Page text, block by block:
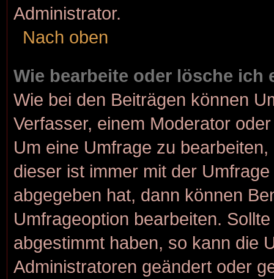
Administrator.
Nach oben
Wie bearbeite oder lösche ich
Wie bei den Beiträgen können
Verfasser, einem Moderator
Um eine Umfrage zu
dieser ist immer mit der
abgegeben hat, dann können
Umfrageoption bearbeiten.
abgestimmt haben, so kann die
Administratoren geändert oder